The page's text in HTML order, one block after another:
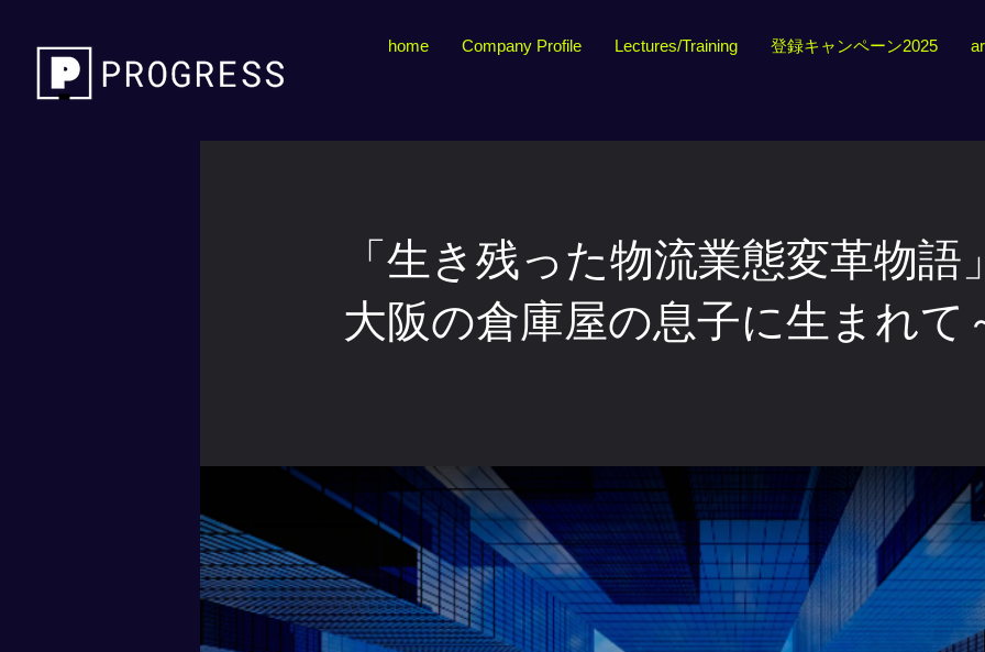
home Company Profile Lectures/Training 登録キャンペーン2025
「生き残った物流業態変革物語
大阪の倉庫屋の息子に生まれて